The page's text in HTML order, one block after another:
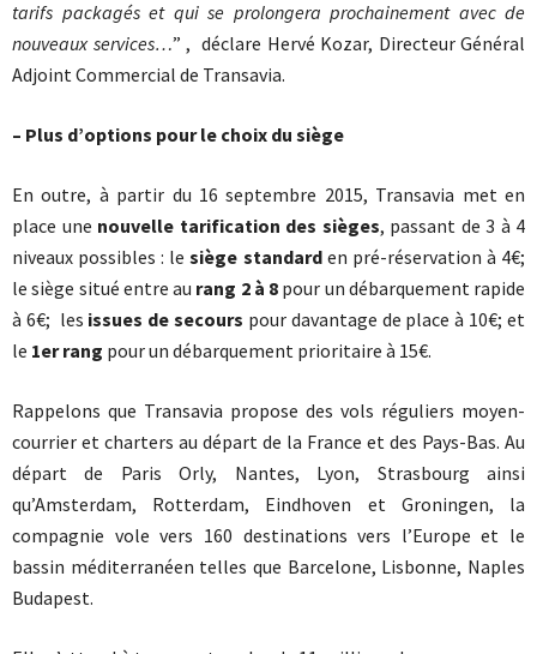
tarifs packagés et qui se prolongera prochainement avec de
nouveaux services…” , déclare Hervé Kozar, Directeur Général
Adjoint Commercial de Transavia.
– Plus d’options pour le choix du siège
En outre, à partir du 16 septembre 2015, Transavia met en
place une nouvelle tarification des sièges, passant de 3 à 4
niveaux possibles : lesiège standarden pré-réservation à 4€;
le siège situé entre au rang 2 à 8 pour un débarquement rapide
à 6€; les issues de secours pour davantage de place à 10€; et
le 1er rang pour un débarquement prioritaire à 15€.
Rappelons que Transavia propose des vols réguliers moyen-
courrier et charters au départ de la France et des Pays-Bas. Au
départ de Paris Orly, Nantes, Lyon, Strasbourg ainsi
qu’Amsterdam, Rotterdam, Eindhoven et Groningen, la
compagnie vole vers 160 destinations vers l’Europe et le
bassin méditerranéen telles que Barcelone, Lisbonne, Naples
Budapest.